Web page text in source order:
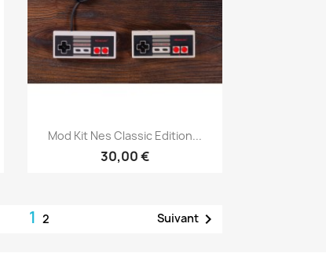
Aperçu rapide
Mod Kit Nes Classic Edition...
30,00 €
12 Suivant